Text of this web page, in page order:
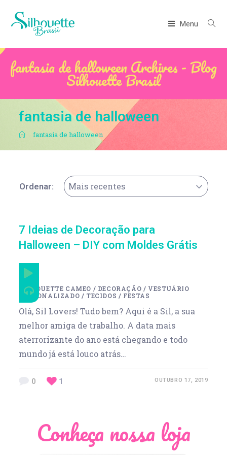
Menu
fantasia de halloween Archives - Blog
Silhouette Brasil
fantasia de halloween
. fantasia de halloween
Ordenar: Mais recentes
7 Ideias de Decoração para
Halloween – DIY com Moldes Grátis
SILHOUETTE CAMEO / DECORAÇÃO / VESTUÁRIO
PERSONALIZADO / TECIDOS / FESTAS
Olá, Sil Lovers! Tudo bem? Aqui é a Sil, a sua
melhor amiga de trabalho. A data mais
aterrorizante do ano está chegando e todo
mundo já está louco atrás…
0 1 OUTUBRO 17, 2019
Conheça nossa loja